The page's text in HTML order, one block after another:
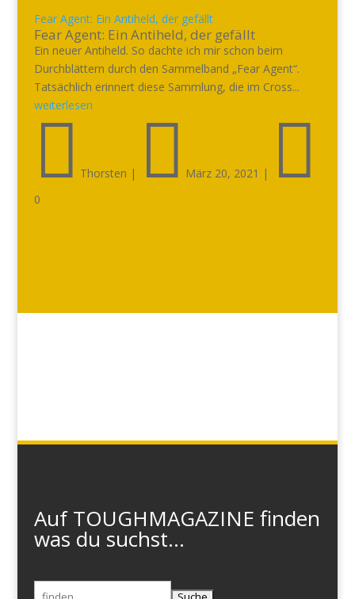
Fear Agent: Ein Antiheld, der gefällt
Fear Agent: Ein Antiheld, der gefällt
Ein neuer Antiheld. So dachte ich mir schon beim
Durchblättern durch den Sammelband „Fear Agent“.
Tatsächlich erinnert diese Sammlung, die im Cross...
weiterlesen
 Thorsten |  März 20, 2021 | 
0
Auf TOUGHMAGAZINE finden
was du suchst...
Suchen